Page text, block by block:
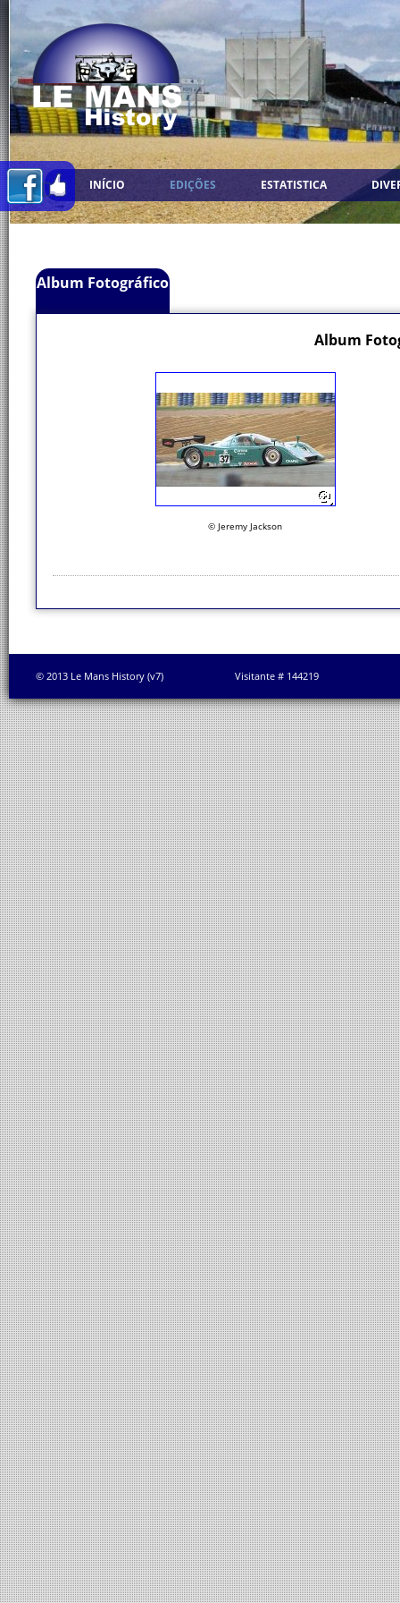
INÍCIO EDIÇÕES ESTATISTICA
Album Fotográfico
Album
© Jeremy Jackson
© 2013 Le Mans History (v7) Visitante # 144219